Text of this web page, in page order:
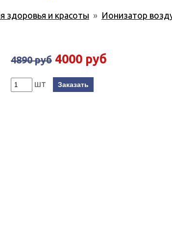
здоровья и красоты » Ионизатор
4890 руб 4000 руб
шт Заказать